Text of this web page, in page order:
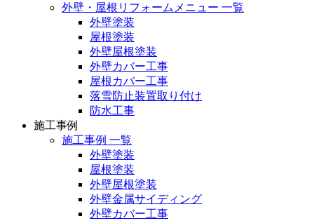
外壁・屋根リフォームメニュー 一覧
外壁塗装
屋根塗装
外壁屋根塗装
外壁カバー工事
屋根カバー工事
落雪防止装置取り付け
防水工事
施工事例
施工事例 一覧
外壁塗装
屋根塗装
外壁屋根塗装
外壁金属サイディング
外壁カバー工事